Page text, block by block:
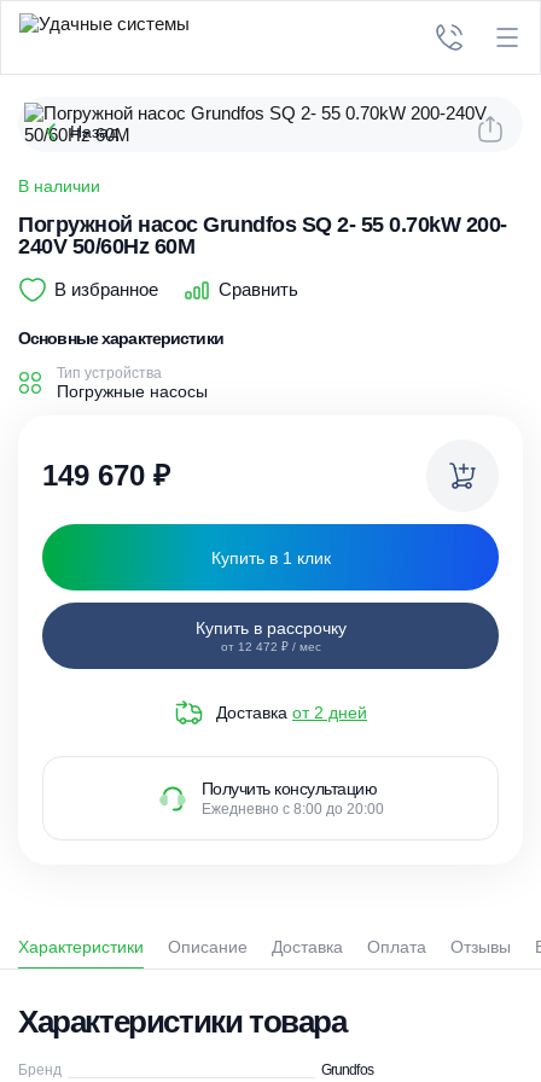
Назад
В наличии
Погружной насос Grundfos SQ 2- 55 0.70kW 200-
240V 50/60Hz 60M
В избранное Сравнить
Основные характеристики
Тип устройства
Погружные насосы
149 670 ₽
Купить в 1 клик
Купить в рассрочку
от 12 472 ₽ / мес
Доставка от 2 дней
Получить консультацию
Ежедневно с 8:00 до 20:00
Характеристики Описание Доставка Оплата Отзывы
Характеристики товара
Бренд Grundfos